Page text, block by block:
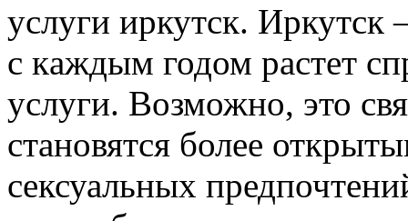
услуги иркутск.
с кaждым годом растет
услуги. Возможно, это
становятся более
сексуальных